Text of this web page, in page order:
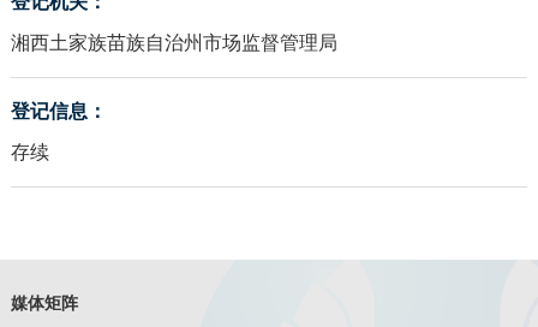
湘西土家族苗族自治州市场监督管理局
登记信息：
存续
媒体矩阵